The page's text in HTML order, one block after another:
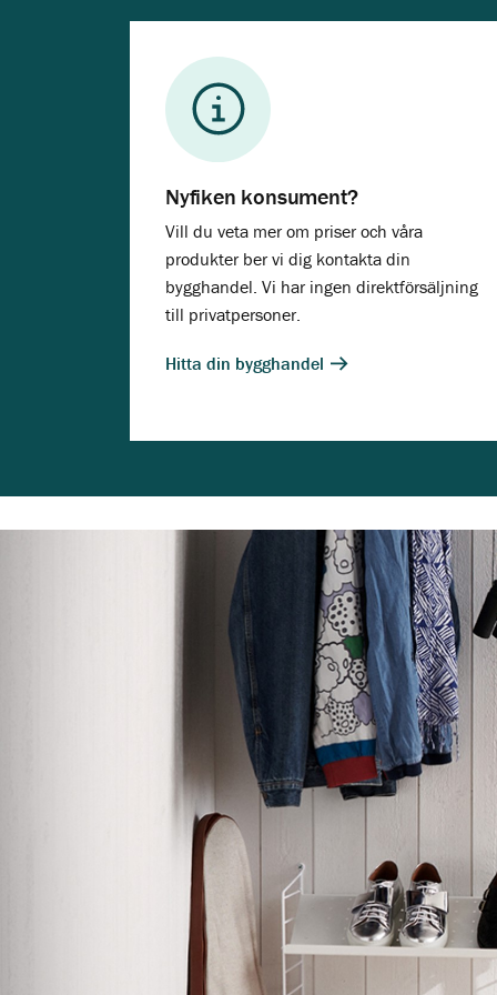
Nyfiken konsument?
Vill du veta mer om priser och våra
produkter ber vi dig kontakta din
bygghandel. Vi har ingen direktförsäljning
till privatpersoner.
Hitta din bygghandel